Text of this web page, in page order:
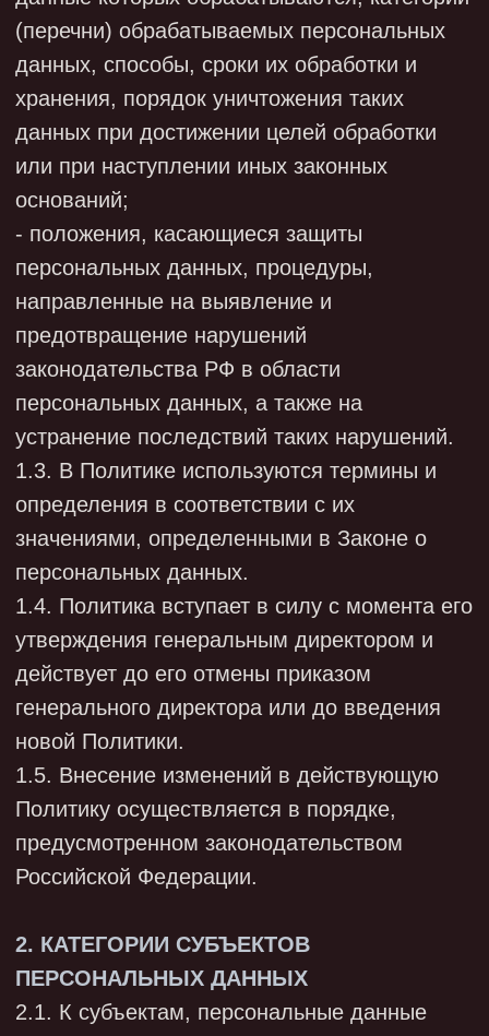
предотвращение нарушений
законодательства РФ в области
персональных данных, а также на
1.3. В Политике используются термины и
определения в соответствии с их
персональных данных.
1.4. Политика вступает в силу с момента его
утверждения генеральным директором и
генерального директора или до введения
новой Политики.
1.5. Внесение изменений в действующую
Политику осуществляется в порядке,
предусмотренном законодательством
Российской Федерации.
2. КАТЕГОРИИ СУБЪЕКТОВ
ПЕРСОНАЛЬНЫХ ДАННЫХ
которых обрабатываются в Обществе в
соответствии с Политикой, относятся:
- кандидаты для приема на работу в
- работники Общества, в том числе бывшие
работники;
- физические лица, являющиеся
медицинскими фармацевтическими или
научными работниками
- физические лица, выполняющие работы по
осуществляющие исследовательские
функции,
- посетители,
- подписчики,
- члены семей работников Общества - в
случаях, когда согласно законодательству
сведения о них предоставляются
работником;